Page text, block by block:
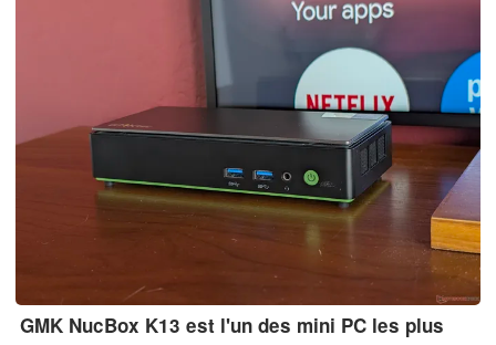
GMK NucBox K13 est l'un des mini PC les plus